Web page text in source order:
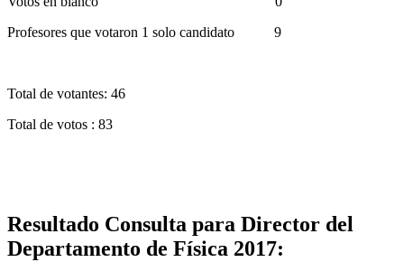
Profesores que votaron 1 solo candidato 9
Total de votantes: 46
Total de votos : 83
Resultado Consulta para Director del
Departamento de Física 2017: